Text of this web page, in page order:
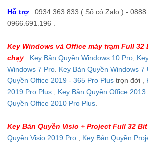
Hỗ trợ : 0934.363.833 ( Số có Zalo ) -
0966.691.196 .
Key Windows và Office máy trạm Full 32
chạy: Key Bản Quyền Windows 10 Pro
Windows 7 Pro Key Bản Quyền Windows 7
Quyền Office 2019 - 365 Pro Plus trọn đời ,
2019 Pro Plus
Key Bản Quyền Office 2013
Quyền Office 2010 Pro Plus
Key Bản Quyền Visio + Project Full 32
Quyền Visio 2019 Pro
Key Bản Quyền